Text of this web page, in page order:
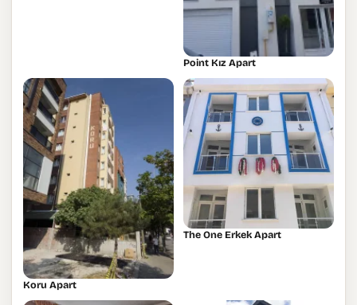
Point Kız Apart
Koru Apart
The One Erkek Apart